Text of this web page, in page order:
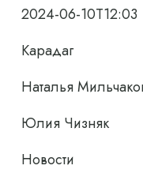
2024-06-10T12:03
Карадаг
Наталья
Юлия Чизняк
Новости